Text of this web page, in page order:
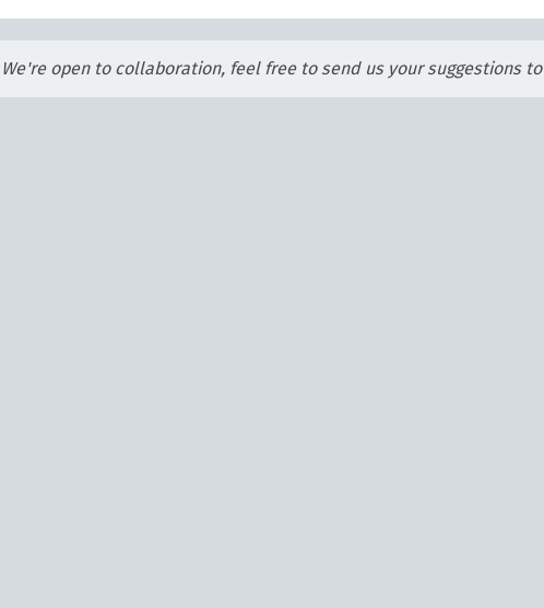
We're open to collaboration, feel free to send us your suggestions to